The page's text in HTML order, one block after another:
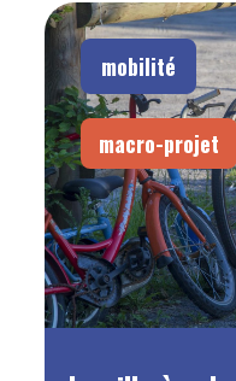
mobilité
macro-projet